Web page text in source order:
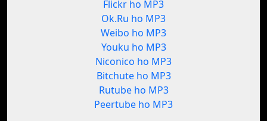
Flickr ho MP3
Ok.Ru ho MP3
Weibo ho MP3
Youku ho MP3
Niconico ho MP3
Bitchute ho MP3
Rutube ho MP3
Peertube ho MP3